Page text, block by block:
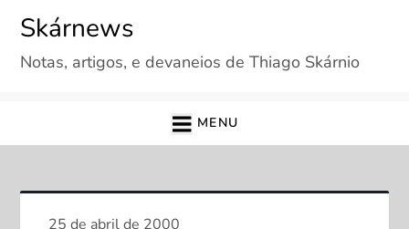
content
Skárnews
Notas, artigos, e devaneios de Thiago Skárnio
MENU